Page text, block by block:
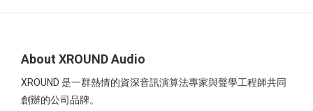
About XROUND Audio
XROUND 是一群熱情的資深音訊演算法專家與聲學工程師共同
創辦的公司品牌。